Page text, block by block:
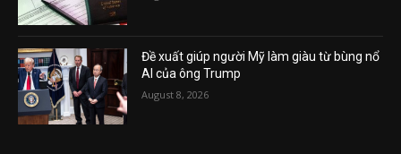
Đề xuất giúp người Mỹ làm giàu từ bùng nổ
AI của ông Trump
August 8, 2026